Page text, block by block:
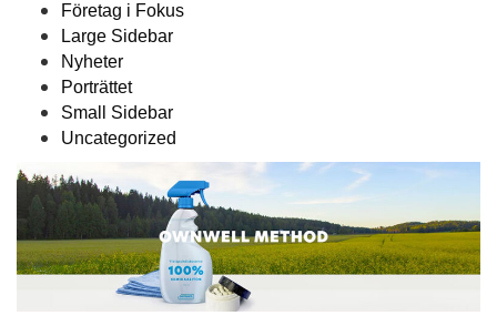
Företag i Fokus
Large Sidebar
Nyheter
Porträttet
Small Sidebar
Uncategorized